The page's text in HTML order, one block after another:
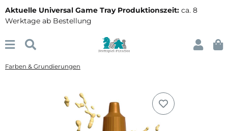
Aktuelle Universal Game Tray Produktionszeit: ca. 8
Werktage ab Bestellung
Farben & Grundierungen